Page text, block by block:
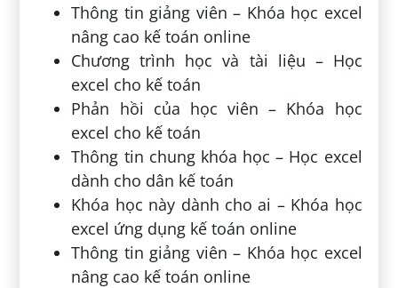
Thông tin giảng viên – Khóa học excel
nâng cao kế toán online
Chương trình học và tài liệu – Học
excel cho kế toán
Phản hồi của học viên – Khóa học
excel cho kế toán
Thông tin chung khóa học – Học excel
dành cho dân kế toán
Khóa học này dành cho ai – Khóa học
excel ứng dụng kế toán online
Thông tin giảng viên – Khóa học excel
nâng cao kế toán online